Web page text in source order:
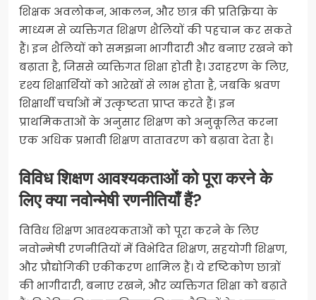
शिक्षक अवलोकन, आकलन, और छात्र की प्रतिक्रिया के
माध्यम से व्यक्तिगत शिक्षण शैलियों की पहचान कर सकते
हैं। इन शैलियों को समझना भागीदारी और बनाए रखने को
बढ़ाता है, जिससे व्यक्तिगत शिक्षा होती है। उदाहरण के लिए,
दृश्य शिक्षार्थियों को आरेखों से लाभ होता है, जबकि श्रवण
शिक्षार्थी चर्चाओं में उत्कृष्टता प्राप्त करते हैं। इन
प्राथमिकताओं के अनुसार शिक्षण को अनुकूलित करना
एक अधिक प्रभावी शिक्षण वातावरण को बढ़ावा देता है।
विविध शिक्षण आवश्यकताओं को पूरा करने के
लिए क्या नवोन्मेषी रणनीतियाँ हैं?
विविध शिक्षण आवश्यकताओं को पूरा करने के लिए
नवोन्मेषी रणनीतियों में विभेदित शिक्षण, सहयोगी शिक्षण,
और प्रौद्योगिकी एकीकरण शामिल हैं। ये दृष्टिकोण छात्रों
की भागीदारी, बनाए रखने, और व्यक्तिगत शिक्षा को बढ़ाते